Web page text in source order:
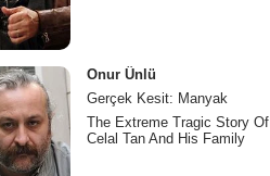
Onur Ünlü
Gerçek Kesit: Manyak
The Extreme Tragic Story Of
Celal Tan And His Family